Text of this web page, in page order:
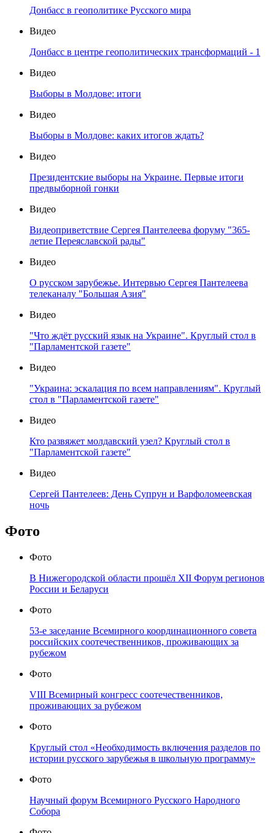
Донбасс в геополитике Русского мира
Видео
Донбасс в центре геополитических трансформаций - 1
Видео
Выборы в Молдове: итоги
Видео
Выборы в Молдове: каких итогов ждать?
Видео
Президентские выборы на Украине. Первые итоги
предвыборной гонки
Видео
Видеоприветствие Сергея Пантелеева форуму "365-
летие Переяславской рады"
Видео
О русском зарубежье. Интервью Сергея Пантелеева
телеканалу "Большая Азия"
Видео
"Что ждёт русский язык на Украине". Круглый стол в
"Парламентской газете"
Видео
"Украина: эскалация по всем направлениям". Круглый
стол в "Парламентской газете"
Видео
Кто развяжет молдавский узел? Круглый стол в
"Парламентской газете"
Видео
Сергей Пантелеев: День Супрун и Варфоломеевская
ночь
Фото
Фото
В Нижегородской области прошёл XII Форум регионов
России и Беларуси
Фото
53-е заседание Всемирного координационного совета
российских соотечественников, проживающих за
рубежом
Фото
VIII Всемирный конгресс соотечественников,
проживающих за рубежом
Фото
Круглый стол «Необходимость включения разделов по
истории русского зарубежья в школьную программу»
Фото
Научный форум Всемирного Русского Народного
Собора